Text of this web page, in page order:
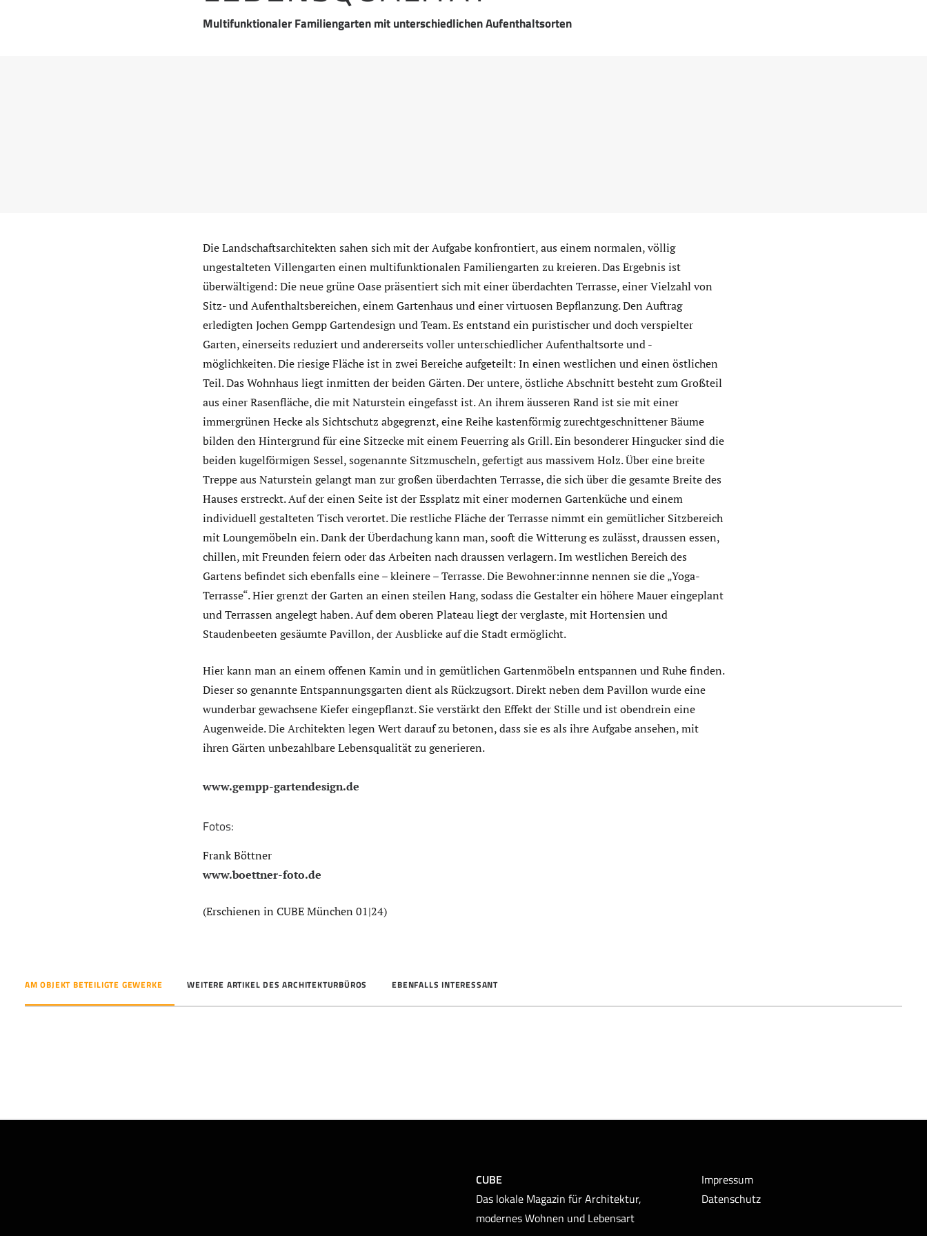
Multifunktionaler Familiengarten mit unterschiedlichen Aufenthaltsorten
Die Landschaftsarchitekten sahen sich mit der Aufgabe konfrontiert, aus einem normalen, völlig
ungestalteten Villengarten einen multifunktionalen Familiengarten zu kreieren. Das Ergebnis ist
überwältigend: Die neue grüne Oase präsentiert sich mit einer überdachten Terrasse, einer Vielzahl von
Sitz- und Aufenthaltsbereichen, einem Gartenhaus und einer virtuosen Bepflanzung. Den Auftrag
erledigten Jochen Gempp Gartendesign und Team. Es entstand ein puristischer und doch verspielter
Garten, einerseits reduziert und andererseits voller unterschiedlicher Aufenthaltsorte und -
möglichkeiten. Die riesige Fläche ist in zwei Bereiche aufgeteilt: In einen westlichen und einen östlichen
Teil. Das Wohnhaus liegt inmitten der beiden Gärten. Der untere, östliche Abschnitt besteht zum Großteil
aus einer Rasenfläche, die mit Naturstein eingefasst ist. An ihrem äusseren Rand ist sie mit einer
immergrünen Hecke als Sichtschutz abgegrenzt, eine Reihe kastenförmig zurechtgeschnittener Bäume
bilden den Hintergrund für eine Sitzecke mit einem Feuerring als Grill. Ein besonderer Hingucker sind die
beiden kugelförmigen Sessel, sogenannte Sitzmuscheln, gefertigt aus massivem Holz. Über eine breite
Treppe aus Naturstein gelangt man zur großen überdachten Terrasse, die sich über die gesamte Breite des
Hauses erstreckt. Auf der einen Seite ist der Essplatz mit einer modernen Gartenküche und einem
individuell gestalteten Tisch verortet. Die restliche Fläche der Terrasse nimmt ein gemütlicher Sitzbereich
mit Loungemöbeln ein. Dank der Überdachung kann man, sooft die Witterung es zulässt, draussen essen,
chillen, mit Freunden feiern oder das Arbeiten nach draussen verlagern. Im westlichen Bereich des
Gartens befindet sich ebenfalls eine – kleinere – Terrasse. Die Bewohner:innne nennen sie die „Yoga-
Terrasse“. Hier grenzt der Garten an einen steilen Hang, sodass die Gestalter ein höhere Mauer eingeplant
und Terrassen angelegt haben. Auf dem oberen Plateau liegt der verglaste, mit Hortensien und
Staudenbeeten gesäumte Pavillon, der Ausblicke auf die Stadt ermöglicht.
Hier kann man an einem offenen Kamin und in gemütlichen Gartenmöbeln entspannen und Ruhe finden.
Dieser so genannte Entspannungsgarten dient als Rückzugsort. Direkt neben dem Pavillon wurde eine
wunderbar gewachsene Kiefer eingepflanzt. Sie verstärkt den Effekt der Stille und ist obendrein eine
Augenweide. Die Architekten legen Wert darauf zu betonen, dass sie es als ihre Aufgabe ansehen, mit
ihren Gärten unbezahlbare Lebensqualität zu generieren.
www.gempp-gartendesign.de
Fotos:
Frank Böttner
www.boettner-foto.de
(Erschienen in CUBE München 01|24)
AM OBJEKT BETEILIGTE GEWERKE WEITERE ARTIKEL DES ARCHITEKTURBÜROS EBENFALLS INTERESSANT
CUBE
Das lokale Magazin für Architektur,
modernes Wohnen und Lebensart
Impressum
Datenschutz